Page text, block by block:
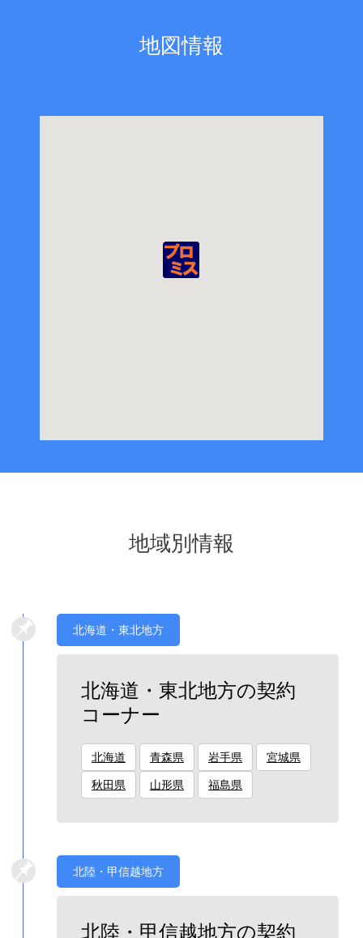
地図情報
地域別情報
北海道・東北地方
北海道・東北地方の契約
コーナー
北海道 青森県 岩手県 宮城県
秋田県 山形県 福島県
北陸・甲信越地方
北陸・甲信越地方の契約